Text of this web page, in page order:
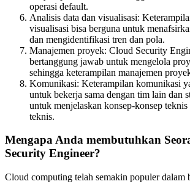
operasi default.
Analisis data dan visualisasi:
visualisasi bisa berguna untuk
dan mengidentifikasi tren dan pola.
Manajemen proyek: Cloud Security
bertanggung jawab untuk mengelola
sehingga keterampilan manajemen
Komunikasi: Keterampilan komunikasi
untuk bekerja sama dengan tim lain dan
untuk menjelaskan konsep-konsep
teknis.
Mengapa Anda membutuhkan
Security Engineer?
Cloud computing telah semakin populer dalam